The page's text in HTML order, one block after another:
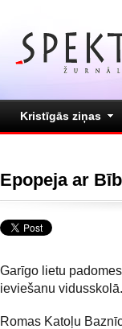
Kristīgās ziņas
Epopeja ar
Garīgo lietu
ieviešanu vidusskolā.
Romas Katoļu